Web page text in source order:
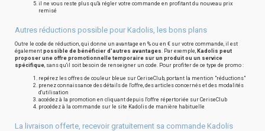
il ne vous reste plus qu'à régler votre commande en profitant du nouveau prix
remisé
Autres réductions possible pour Kadolis, les bons plans
Outre le code de réduction, qui donne un avantage en % ou en € sur votre commande, il est
également possible de bénéficier d'autres avantages. Par exemple, Kadolis peut
proposer une offre promotionnelle temporaire sur un produit ou un service
spécifique, sans qu'il soit besoin de renseigner un code. Pour profiter de ce type de promo :
repérez les offres de couleur bleue sur CeriseClub, portant la mention "réductions"
prenez connaissance des détails de l'offre, des articles concernés et des modalités
d'utilisation
accédez à la promotion en cliquant depuis l'offre répertoriée sur CeriseClub
procédez à la commande sur le site Kadolis de manière habituelle
La livraison offerte, recevoir gratuitement sa commande Kadolis